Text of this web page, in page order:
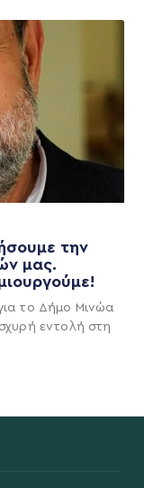
την
μας.
το Δήμο Μινώα
εντολή στη